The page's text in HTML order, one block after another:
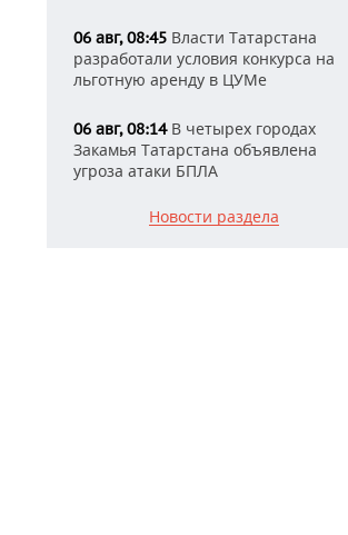
06 авг, 08:45 Власти Татарстана
разработали условия конкурса на
льготную аренду в ЦУМе
06 авг, 08:14В четырех городах
Закамья Татарстана объявлена
угроза атаки БПЛА
Новости раздела